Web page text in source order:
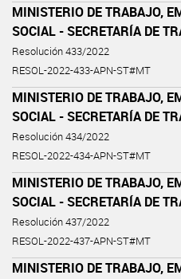
MINISTERIO DE TRABAJO,
SOCIAL - SECRETARÍA DE
Resolución 433/2022
RESOL-2022-433-APN-ST#MT
MINISTERIO DE TRABAJO,
SOCIAL - SECRETARÍA DE
Resolución 434/2022
RESOL-2022-434-APN-ST#MT
MINISTERIO DE TRABAJO,
SOCIAL - SECRETARÍA DE
Resolución 437/2022
RESOL-2022-437-APN-ST#MT
MINISTERIO DE TRABAJO,